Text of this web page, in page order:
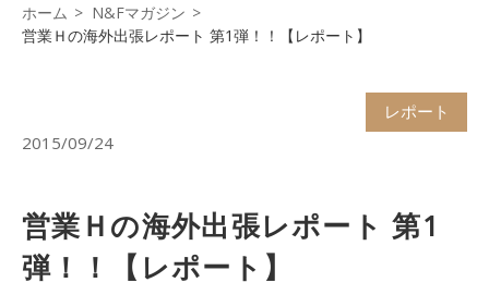
ホーム
N&Fマガジン
営業Ｈの海外出張レポート 第1弾！！【レポート】
レポート
2015/09/24
営業Ｈの海外出張レポート 第1
弾！！【レポート】